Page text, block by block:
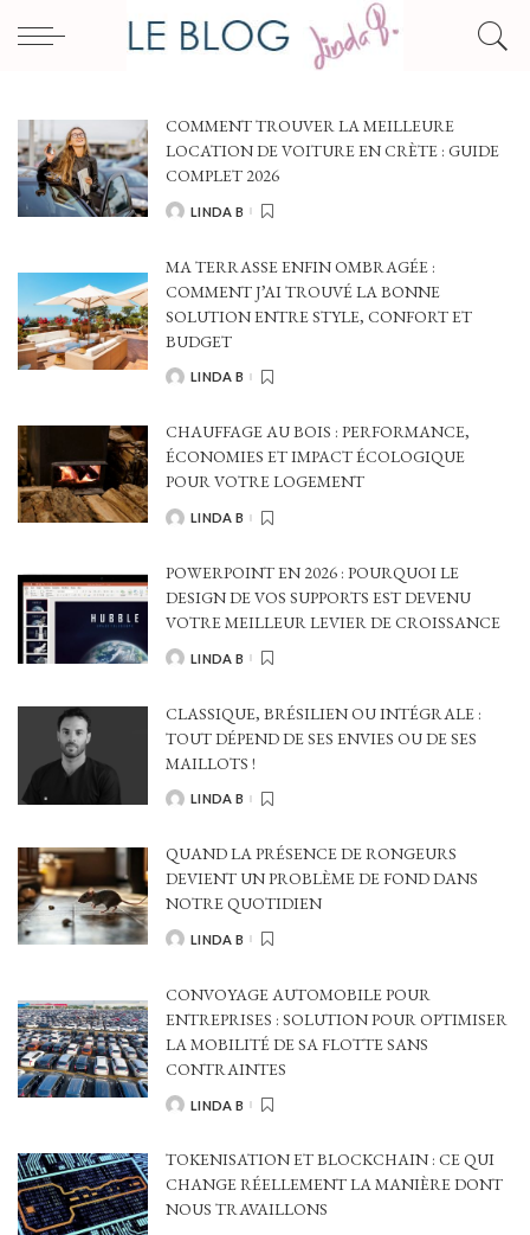
COMMENT TROUVER LA MEILLEURE
LOCATION DE VOITURE EN CRÈTE : GUIDE
COMPLET 2026
POSTED
LINDA B
MA TERRASSE ENFIN OMBRAGÉE :
COMMENT J’AI TROUVÉ LA BONNE
SOLUTION ENTRE STYLE, CONFORT ET
BUDGET
POSTED
LINDA B
CHAUFFAGE AU BOIS : PERFORMANCE,
ÉCONOMIES ET IMPACT ÉCOLOGIQUE
POUR VOTRE LOGEMENT
POSTED
LINDA B
POWERPOINT EN 2026 : POURQUOI LE
DESIGN DE VOS SUPPORTS EST DEVENU
VOTRE MEILLEUR LEVIER DE CROISSANCE
POSTED
LINDA B
CLASSIQUE, BRÉSILIEN OU INTÉGRALE :
TOUT DÉPEND DE SES ENVIES OU DE SES
MAILLOTS !
POSTED
LINDA B
QUAND LA PRÉSENCE DE RONGEURS
DEVIENT UN PROBLÈME DE FOND DANS
NOTRE QUOTIDIEN
POSTED
LINDA B
CONVOYAGE AUTOMOBILE POUR
ENTREPRISES : SOLUTION POUR OPTIMISER
LA MOBILITÉ DE SA FLOTTE SANS
CONTRAINTES
POSTED
LINDA B
TOKENISATION ET BLOCKCHAIN : CE QUI
CHANGE RÉELLEMENT LA MANIÈRE DONT
NOUS TRAVAILLONS